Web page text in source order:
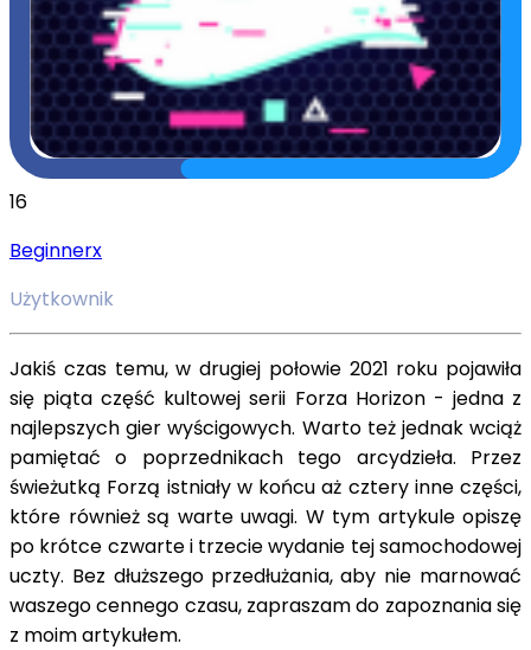
16
Beginnerx
Użytkownik
Jakiś czas temu, w drugiej połowie 2021 roku pojawiła
się piąta część kultowej serii Forza Horizon - jedna z
najlepszych gier wyścigowych. Warto też jednak wciąż
pamiętać o poprzednikach tego arcydzieła. Przez
świeżutką Forzą istniały w końcu aż cztery inne części,
które również są warte uwagi. W tym artykule opiszę
po krótce czwarte i trzecie wydanie tej samochodowej
uczty. Bez dłuższego przedłużania, aby nie marnować
waszego cennego czasu, zapraszam do zapoznania się
z moim artykułem.